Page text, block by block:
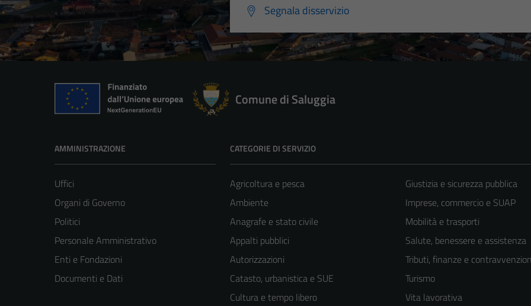
Segnala disservizio
Comune di Saluggia
AMMINISTRAZIONE
Uffici
Organi di Governo
Politici
Personale Amministrativo
Enti e Fondazioni
Documenti e Dati
CATEGORIE DI SERVIZIO
Agricoltura e pesca
Ambiente
Anagrafe e stato civile
Appalti pubblici
Autorizzazioni
Catasto, urbanistica e SUE
Cultura e tempo libero
Giustizia e sicurezza pubblica
Imprese, commercio e SUAP
Mobilità e trasporti
Salute, benessere e assistenza
Tributi, finanze e
Turismo
Vita lavorativa